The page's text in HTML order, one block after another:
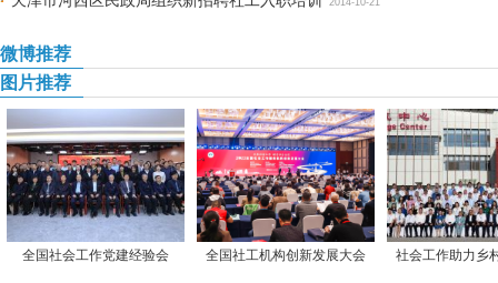
2014-10-21
微博推荐
图片推荐
全国社会工作党建经验会 全国社工机构创新发展大会 社会工作助力乡